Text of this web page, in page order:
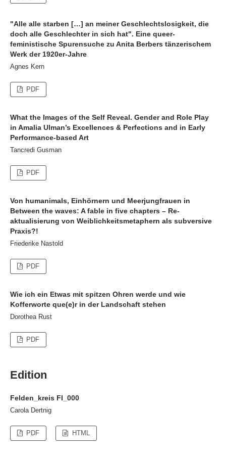
"Alle alle starben […] an meiner Geschlechtslosigkeit, die
doch alle Geschlechter in sich hat". Eine queer-
feministische Spurensuche zu Anita Berbers tänzerischem
Werk der 1920er-Jahre
Agnes Kern
PDF
What the Images of the Self Reveal. Gender and Role Play
in Amalia Ulman’s Excellences & Perfections and in Early
Performance-based Art
Tancredi Gusman
PDF
Von humanimals, Einhörnern und Meerjungfrauen in
Between the waves: A fable in five chapters – Re-
aktualisierung von Weiblichkeitsmetaphern als subversive
Praxis?!
Friederike Nastold
PDF
Wie ich ein Etwas mit spitzen Ohren werde und wie
Kofferworte que(e)r in der Landschaft stehen
Dorothea Rust
PDF
Edition
Felden_kreis FI_000
Carola Dertnig
PDF HTML